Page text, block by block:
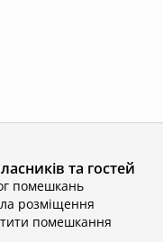
та гостей
помешкань
розміщення
помешкання